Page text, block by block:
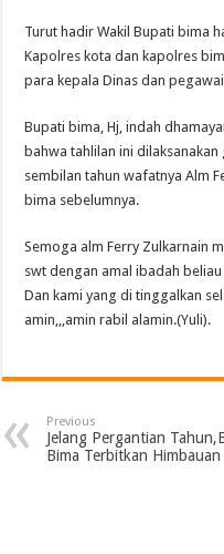
Turut hadir Wakil Bupati bima
Kapolres kota dan kapolres
para kepala Dinas dan
Bupati bima, Hj, indah
bahwa tahlilan ini
sembilan tahun wafatnya Alm
bima sebelumnya.
Semoga alm Ferry Zulkarnain
swt dengan amal ibadah
Dan kami yang di tinggalkan
amin,,,amin rabil alamin.(Yuli).
Previous
Jelang Pergantian
Bima Terbitkan Himbauan